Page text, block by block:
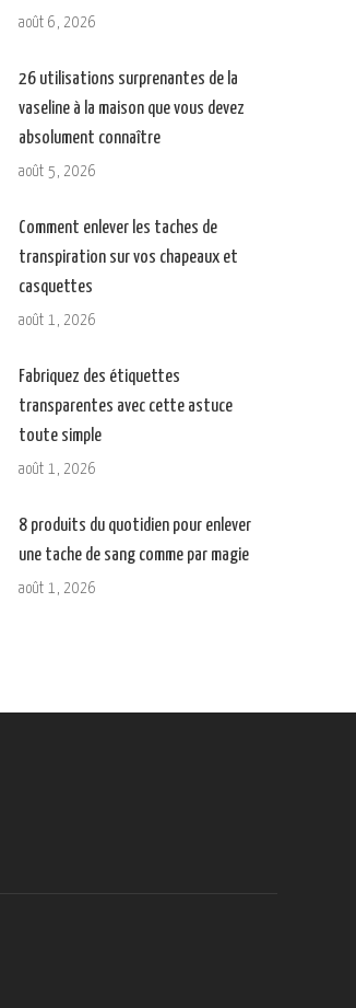
août 6, 2026
26 utilisations surprenantes de la
vaseline à la maison que vous devez
absolument connaître
août 5, 2026
Comment enlever les taches de
transpiration sur vos chapeaux et
casquettes
août 1, 2026
Fabriquez des étiquettes
transparentes avec cette astuce
toute simple
août 1, 2026
8 produits du quotidien pour enlever
une tache de sang comme par magie
août 1, 2026